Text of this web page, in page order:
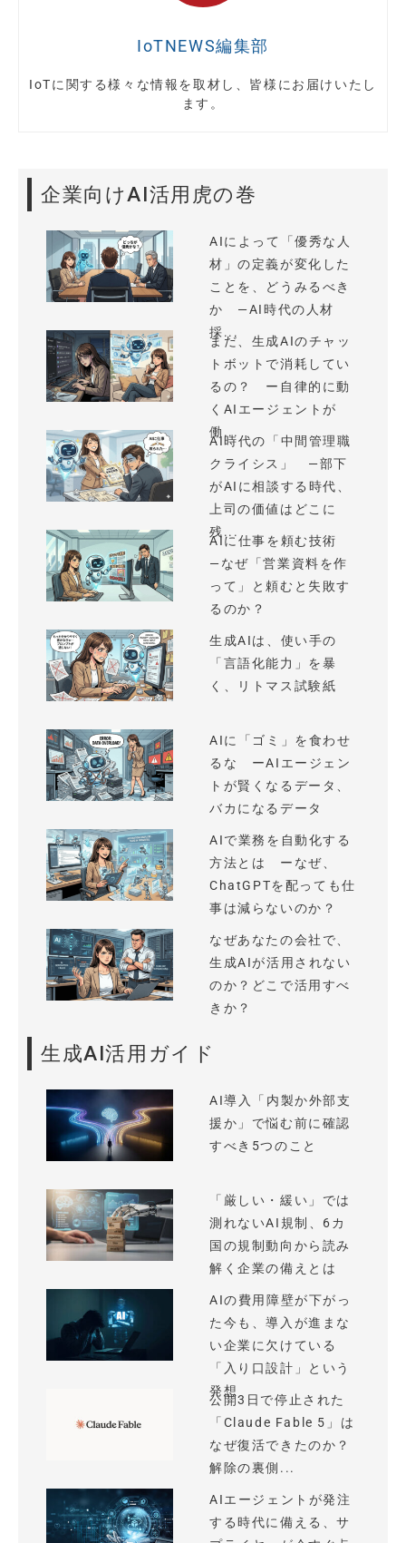
IoTNEWS編集部
IoTに関する様々な情報を取材し、皆様にお届けいたし
ます。
企業向けAI活用虎の巻
AIによって「優秀な人
材」の定義が変化した
ことを、どうみるべき
か —AI時代の人材
採...
まだ、生成AIのチャッ
トボットで消耗してい
るの？ ー自律的に動
くAIエージェントが
働...
AI時代の「中間管理職
クライシス」 —部下
がAIに相談する時代、
上司の価値はどこに
残...
AIに仕事を頼む技術
—なぜ「営業資料を作
って」と頼むと失敗す
るのか？
生成AIは、使い手の
「言語化能力」を暴
く、リトマス試験紙
AIに「ゴミ」を食わせ
るな ーAIエージェン
トが賢くなるデータ、
バカになるデータ
AIで業務を自動化する
方法とは ーなぜ、
ChatGPTを配っても仕
事は減らないのか？
なぜあなたの会社で、
生成AIが活用されない
のか？どこで活用すべ
きか？
生成AI活用ガイド
AI導入「内製か外部支
援か」で悩む前に確認
すべき5つのこと
「厳しい・緩い」では
測れないAI規制、6カ
国の規制動向から読み
解く企業の備えとは
AIの費用障壁が下がっ
た今も、導入が進まな
い企業に欠けている
「入り口設計」という
発想
公開3日で停止された
「Claude Fable 5」は
なぜ復活できたのか？
解除の裏側...
AIエージェントが発注
する時代に備える、サ